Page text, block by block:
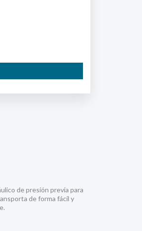
de presión previa para
de forma fácil y